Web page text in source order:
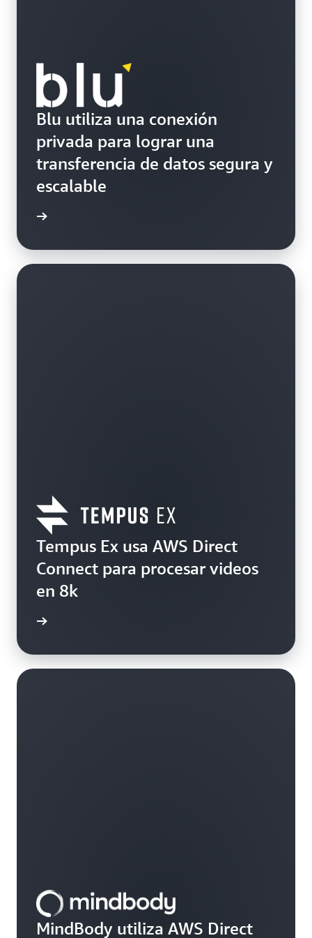
Blu utiliza una conexión
privada para lograr una
transferencia de datos segura y
escalable
Tempus Ex usa AWS Direct
Connect para procesar videos
en 8k
MindBody utiliza AWS Direct